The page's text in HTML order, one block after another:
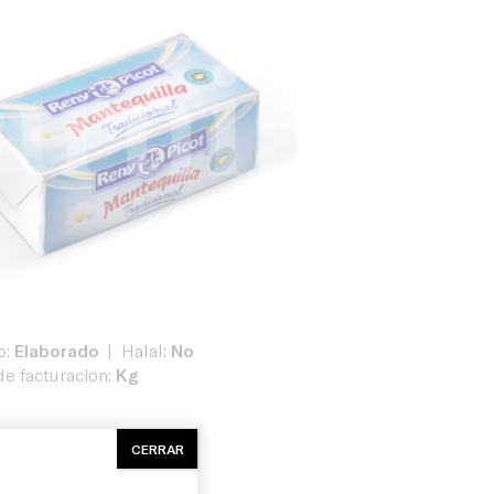
Elaborado Halal: No
facturacion: Kg
CERRAR